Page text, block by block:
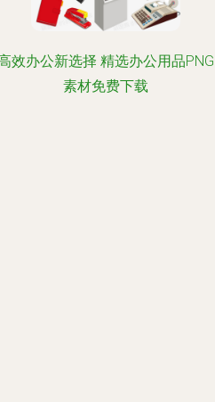
效办公新选择 精选办公用品PNG
素材免费下载